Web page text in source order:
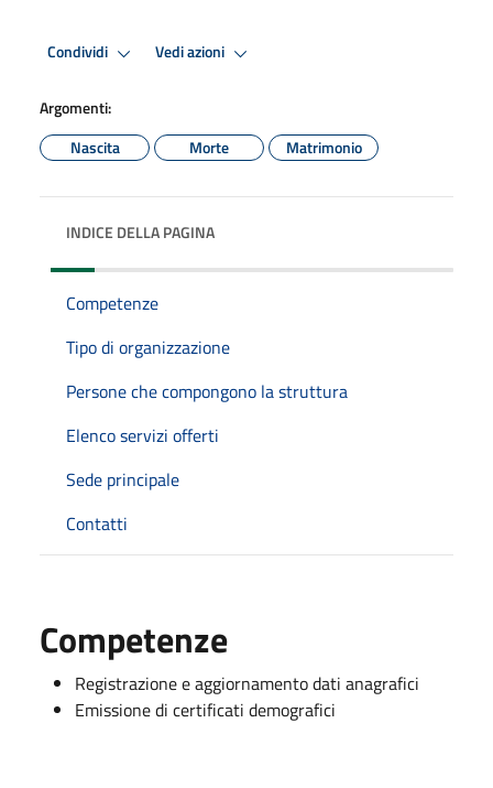
Condividi Vedi azioni
Argomenti:
Nascita
Morte Matrimonio
INDICE DELLA PAGINA
Competenze
Tipo di organizzazione
Persone che compongono la struttura
Elenco servizi offerti
Sede principale
Contatti
Competenze
Registrazione e aggiornamento dati anagrafici
Emissione di certificati demografici